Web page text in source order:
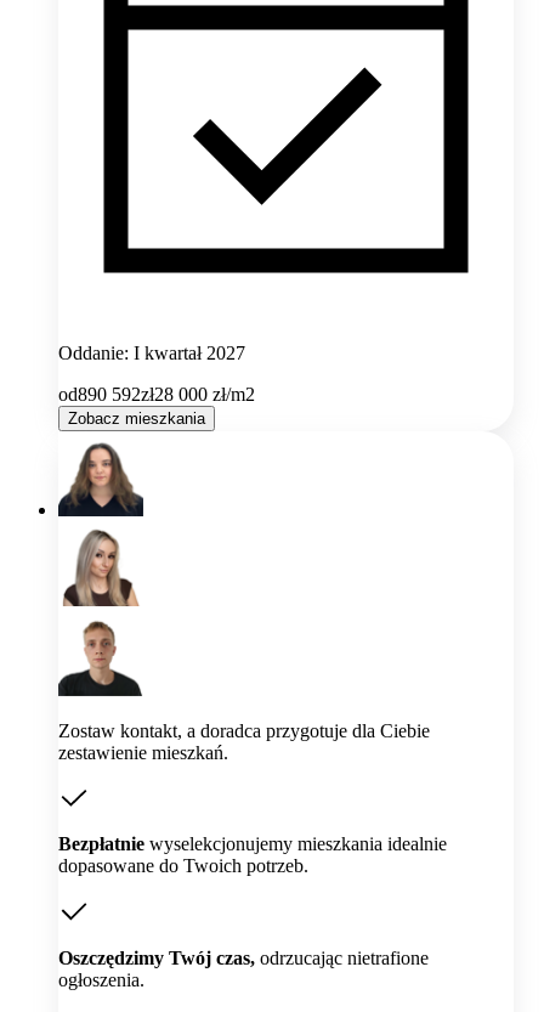
Oddanie: I kwartał 2027
od890 592zł28 000 zł/m2
Zobacz mieszkania
Zostaw kontakt, a doradca przygotuje dla Ciebie
zestawienie mieszkań.
Bezpłatnie wyselekcjonujemy mieszkania idealnie
dopasowane do Twoich potrzeb.
Oszczędzimy Twój czas, odrzucając nietrafione
ogłoszenia.